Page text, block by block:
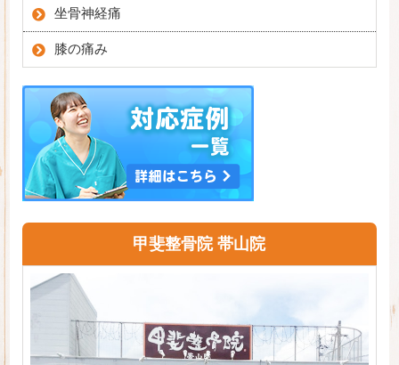
坐骨神経痛
膝の痛み
甲斐整骨院 帯山院